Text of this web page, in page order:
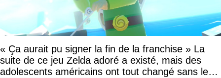
« Ça aurait pu signer la fin de la franchise » La
suite de ce jeu Zelda adoré a existé, mais des
adolescents américains ont tout changé sans le